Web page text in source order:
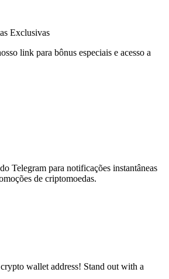
Exclusivas
link para bônus especiais e acesso a
Telegram para notificações instantâneas
de criptomoedas.
wallet address! Stand out with a